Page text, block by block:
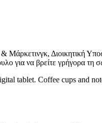
Διοικητική
για να βρείτε γρήγορα τη